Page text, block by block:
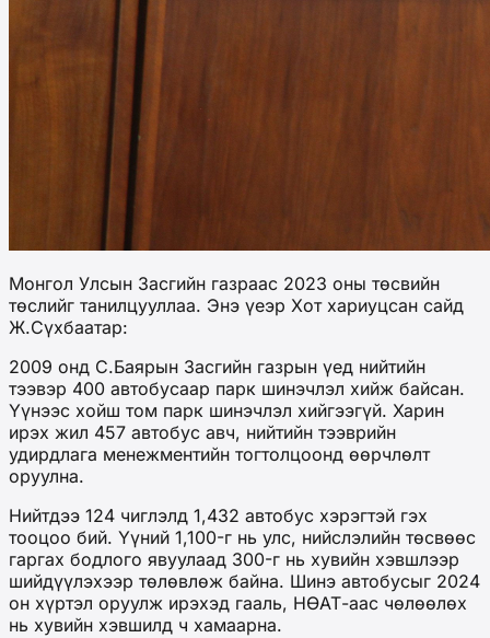
Монгол Улсын Засгийн газраас 2023 оны төсвийн
төслийг танилцууллаа. Энэ үеэр Хот хариуцсан сайд
Ж.Сүхбаатар:
2009 онд С.Баярын Засгийн газрын үед нийтийн
тээвэр 400 автобусаар парк шинэчлэл хийж байсан.
Үүнээс хойш том парк шинэчлэл хийгээгүй. Харин
ирэх жил 457 автобус авч, нийтийн тээврийн
удирдлага менежментийн тогтолцоонд өөрчлөлт
оруулна.
Нийтдээ 124 чиглэлд 1,432 автобус хэрэгтэй гэх
тооцоо бий. Үүний 1,100-г нь улс, нийслэлийн төсвөөс
гаргах бодлого явуулаад 300-г нь хувийн хэвшлээр
шийдүүлэхээр төлөвлөж байна. Шинэ автобусыг 2024
он хүртэл оруулж ирэхэд гааль, НӨАТ-аас чөлөөлөх
нь хувийн хэвшилд ч хамаарна.